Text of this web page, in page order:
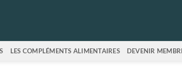
LES COMPLÉMENTS ALIMENTAIRES DEVENIR